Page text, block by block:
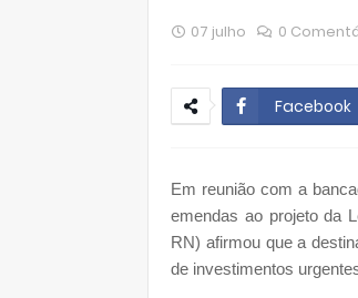
07 julho 0
Facebook
Em reunião com a
emendas ao projeto da
RN) afirmou que a
de investimentos